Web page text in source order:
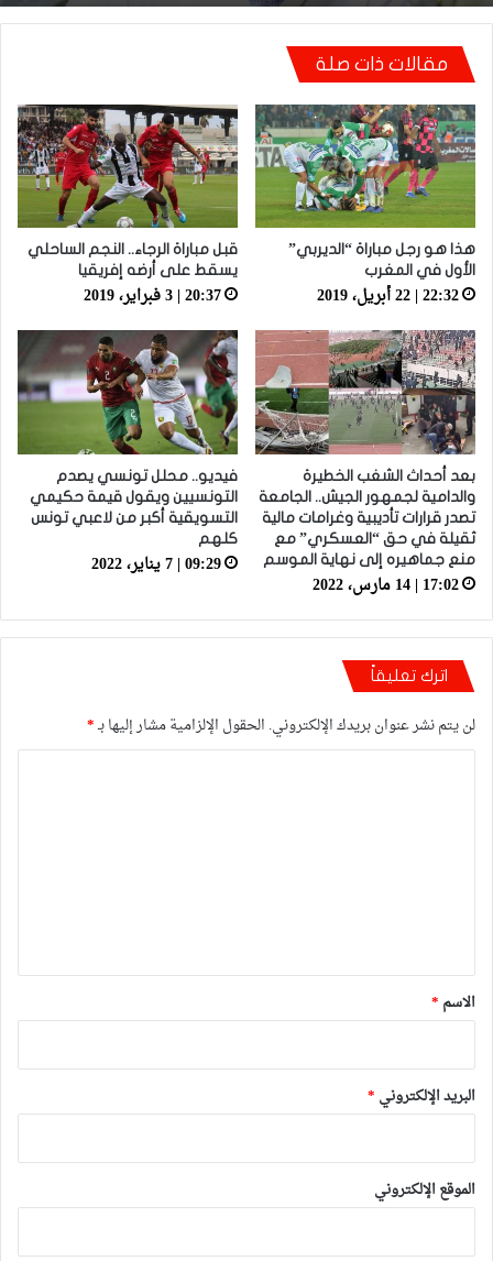
قاضي التحقيق.. دابا حتى شي واحد ما بقا باغي
يعاون”
مقالات ذات صلة
هذا هو رجل مباراة “الديربي”
الأول في المغرب
22:32 | 22 أبريل، 2019
قبل مباراة الرجاء.. النجم الساحلي
يسقط على أرضه إفريقيا
20:37 | 3 فبراير، 2019
بعد أحداث الشغب الخطيرة
والدامية لجمهور الجيش.. الجامعة
تصدر قرارات تأديبية وغرامات مالية
ثقيلة في حق “العسكري” مع
منع جماهيره إلى نهاية الموسم
17:02 | 14 مارس، 2022
فيديو.. محلل تونسي يصدم
التونسيين ويقول قيمة حكيمي
التسويقية أكبر من لاعبي تونس
كلهم
09:29 | 7 يناير، 2022
اترك تعليقاً
لن يتم نشر عنوان بريدك الإلكتروني. الحقول الإلزامية مشار إليها بـ*
*
الاسم *
البريد الإلكتروني *
الموقع الإلكتروني